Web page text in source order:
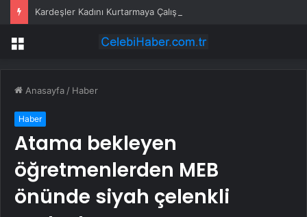
Kardeşler Kadını Kurtarmaya Çalışırken Bıçaklandı
Menü
Anasayfa / Haber
Haber
Atama bekleyen
öğretmenlerden MEB
önünde siyah çelenkli